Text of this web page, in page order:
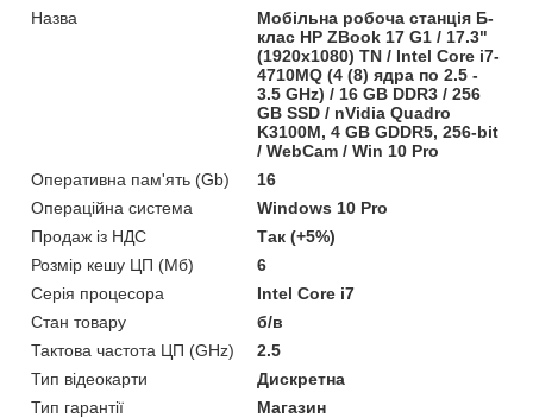
Назва
Мобільна робоча станція Б-
клас HP ZBook 17 G1 / 17.3"
(1920x1080) TN / Intel Core i7-
4710MQ (4 (8) ядра по 2.5 -
3.5 GHz) / 16 GB DDR3 / 256
GB SSD / nVidia Quadro
K3100M, 4 GB GDDR5, 256-bit
/ WebCam / Win 10 Pro
Оперативна пам'ять (Gb)
16
Операційна система
Windows 10 Pro
Продаж із НДС
Так (+5%)
Розмір кешу ЦП (Мб)
6
Серія процесора
Intel Core i7
Стан товару
б/в
Тактова частота ЦП (GHz)
2.5
Тип відеокарти
Дискретна
Тип гарантії
Магазин